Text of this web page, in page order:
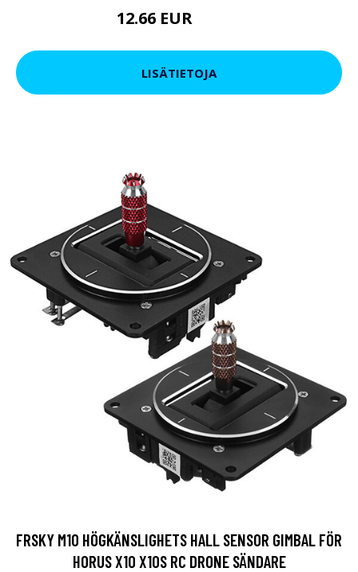
12.66 EUR
LISÄTIETOJA
FRSKY M10 HÖGKÄNSLIGHETS HALL SENSOR GIMBAL FÖR
HORUS X10 X10S RC DRONE SÄNDARE